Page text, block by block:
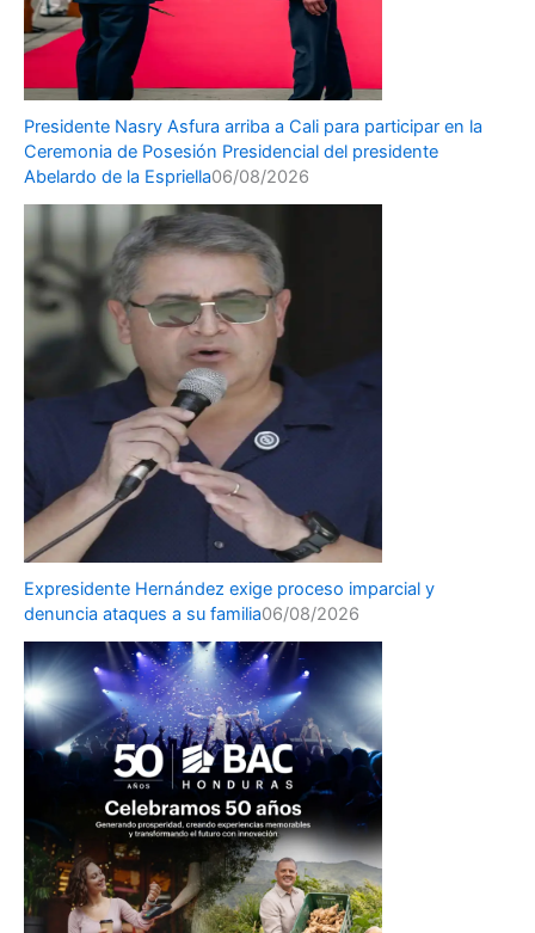
Presidente Nasry Asfura arriba a Cali para participar en la
Ceremonia de Posesión Presidencial del presidente
Abelardo de la Espriella06/08/2026
Expresidente Hernández exige proceso imparcial y
denuncia ataques a su familia06/08/2026